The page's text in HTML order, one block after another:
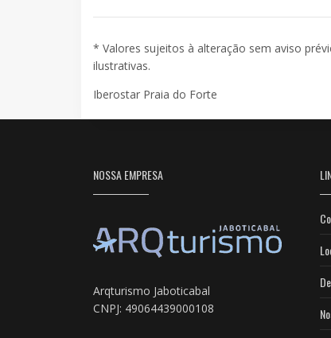
* Valores sujeitos à alteração sem aviso
ilustrativas.
Iberostar Praia do Forte
NOSSA EMPRESA
Arqturismo Jaboticabal
CNPJ: 49064439000108